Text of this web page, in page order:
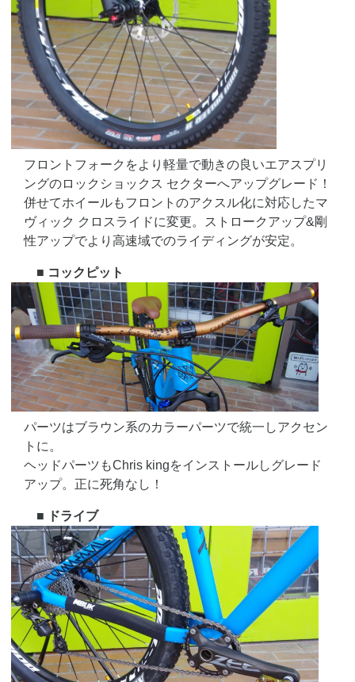
フロントフォークをより軽量で動きの良いエアスプリ
ングのロックショックス セクターへアップグレード！
併せてホイールもフロントのアクスル化に対応したマ
ヴィック クロスライドに変更。ストロークアップ&剛
性アップでより高速域でのライディングが安定。
■ コックピット
パーツはブラウン系のカラーパーツで統一しアクセン
トに。
ヘッドパーツもChris kingをインストールしグレード
アップ。正に死角なし！
■ ドライブ